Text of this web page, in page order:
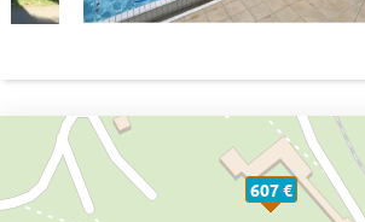
607 €